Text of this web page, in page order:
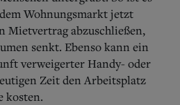
Wohnungsmarkt jetzt
Mietvertrag abzuschließen,
senkt. Ebenso kann ein
verweigerter Handy- oder
Zeit den Arbeitsplatz
kosten.